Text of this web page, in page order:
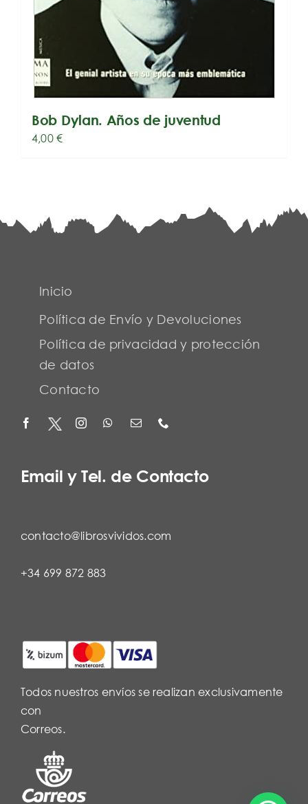
Bob Dylan. Años de juventud
4,00€
Inicio
Política de Envío y Devoluciones
Política de privacidad y protección
de datos
Contacto
Email y Tel. de Contacto
contacto@librosvividos.com
+34 699 872 883
Todos nuestros envíos se realizan exclusivamente
con
Correos.